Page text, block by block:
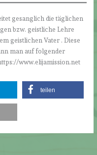
gesanglich die täglichen
bzw. geistliche Lehre
geistlichen Vater . Diese
man auf folgender
www.elijamission.net
teilen